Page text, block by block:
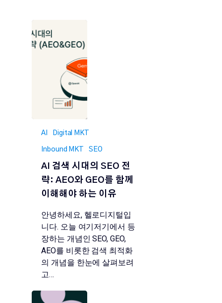
AI Digital MKT
Inbound MKT SEO
AI 검색 시대의 SEO 전
략: AEO와 GEO를 함께
이해해야 하는 이유
안녕하세요, 헬로디지털입
니다. 오늘 여기저기에서 등
장하는 개념인 SEO, GEO,
AEO를 비롯한 검색 최적화
의 개념을 한눈에 살펴보려
고…